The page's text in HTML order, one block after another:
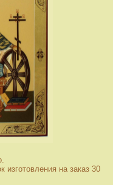
изготовления на заказ 30